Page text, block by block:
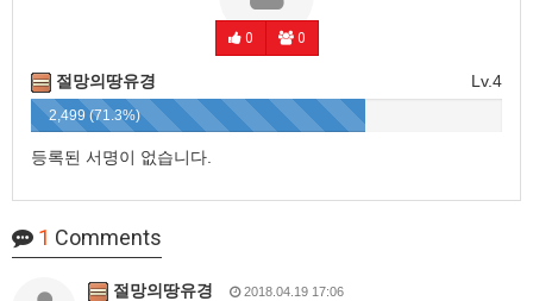
0 0
Lv.4
절망의땅유경
2,499 (71.3%)
등록된 서명이 없습니다.
1 Comments
절망의땅유경 2018.04.19 17:06